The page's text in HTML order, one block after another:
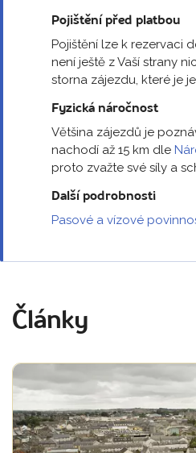
Pojištění před platbou
Pojištění lze k rezervaci
není ještě z Vaší strany
storna zájezdu, které je
Fyzická náročnost
Většina zájezdů je
nachodí až 15 km dle
proto zvažte své síly a
Další podrobnosti
Pasové a vízové
Články